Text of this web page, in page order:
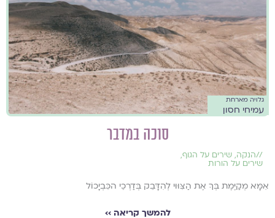
גלויה מארחת
עמיחי חסון
סוכה במדבר
//הנקה, שירים על הגוף,
שירים על הורות
אִמָּא מְקַיֶּמֶת בְּךָ אֶת הַצִּוּוּי לְהִדָּבֵק בְּדַרְכֵי הכִּבְיָכוֹל
להמשך קריאה ››